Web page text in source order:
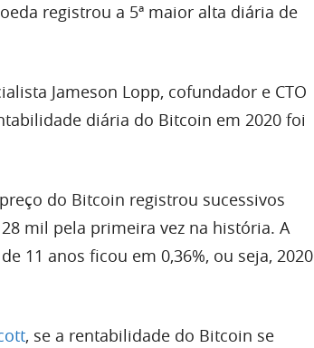
registrou a 5ª maior alta diária de
Jameson Lopp, cofundador e CTO
diária do Bitcoin em 2020 foi
do Bitcoin registrou sucessivos
mil pela primeira vez na história. A
11 anos ficou em 0,36%, ou seja, 2020
, se a rentabilidade do Bitcoin se